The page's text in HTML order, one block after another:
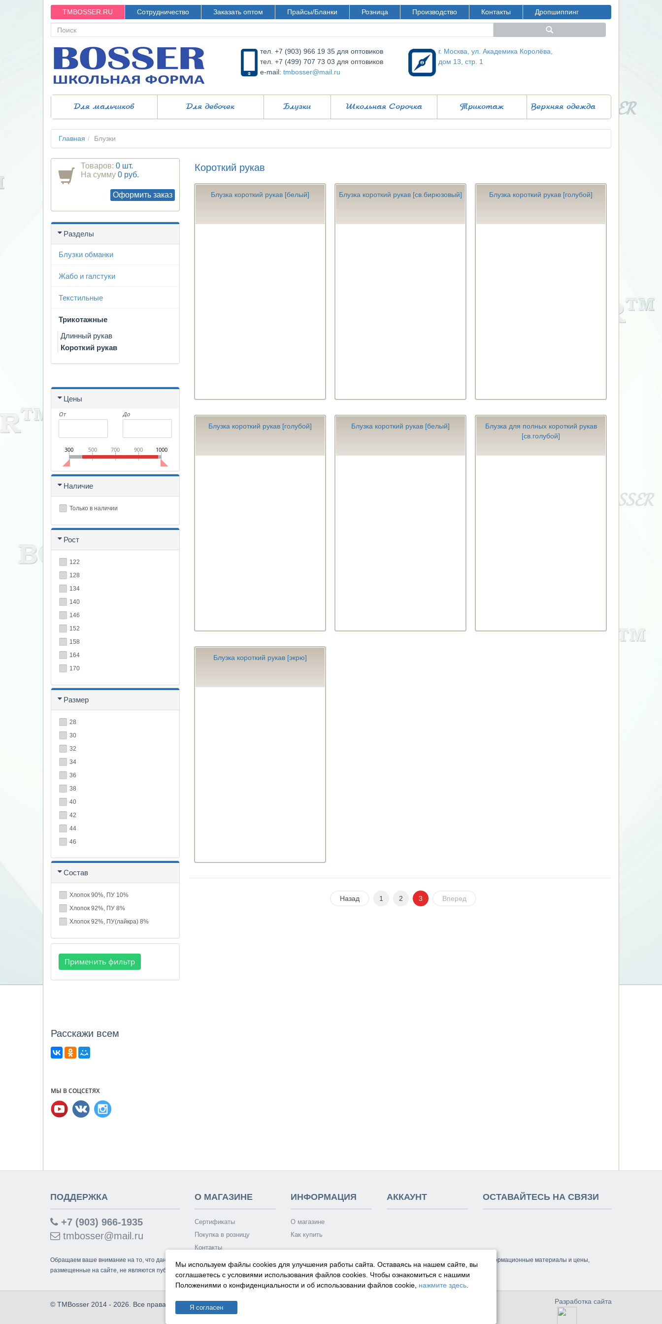
TMBOSSER.RU Сотрудничество Заказать оптом Прайсы/Бланки Розница Производство Контакты Дропшиппинг
тел. +7 (903) 966 19 35 для оптовиков
тел. +7 (499) 707 73 03 для оптовиков
e-mail: tmbosser@mail.ru
г. Москва, ул. Академика Королёва,
дом 13, стр. 1
Для мальчиков Для девочек Блузки Школьная Сорочка Трикотаж Верхняя одежда
Главная Блузки
Товаров: 0 шт.
На сумму 0 руб.
Оформить заказ
Разделы
Блузки обманки
Жабо и галстуки
Текстильные
Трикотажные
Длинный рукав
Короткий рукав
Цены
От До
300 500 700 900 1000
Наличие
Только в наличии
Рост
122
128
134
140
146
152
158
164
170
Размер
28
30
32
34
36
38
40
42
44
46
Состав
Хлопок 90%, ПУ 10%
Хлопок 92%, ПУ 8%
Хлопок 92%, ПУ(лайкра) 8%
Расcкажи всем
МЫ В СОЦСЕТЯХ
Короткий рукав
Блузка короткий рукав [белый] Блузка короткий рукав [св.бирюзовый] Блузка короткий рукав [голубой]
Блузка короткий рукав [голубой] Блузка короткий рукав [белый]
Блузка для полных короткий рукав
[св.голубой]
Блузка короткий рукав [экрю]
Назад 1 2 3 Вперед
ПОДДЕРЖКА
+7 (903) 966-1935
tmbosser@mail.ru
О МАГАЗИНЕ
Сертификаты
Покупка в розницу
Контакты
ИНФОРМАЦИЯ
О магазине
Как купить
АККАУНТ ОСТАВАЙТЕСЬ НА СВЯЗИ
Обращаем ваше внимание на то, что данный интернет-сайт носит исключительно информационный характер и ни при каких условиях сам сайт, а также информационные материалы и цены,
размещенные на сайте, не являются публичной офертой, определяемой положениями Статей 435 и 437 Гражданского кодекса РФ.
© TMBosser 2014 - 2026. Все права защищены. Разработка сайта
Мы используем файлы cookies для улучшения работы сайта. Оставаясь на нашем сайте, вы
соглашаетесь с условиями использования файлов cookies. Чтобы ознакомиться с нашими
Положениями о конфиденциальности и об использовании файлов cookie, нажмите здесь
Я согласен